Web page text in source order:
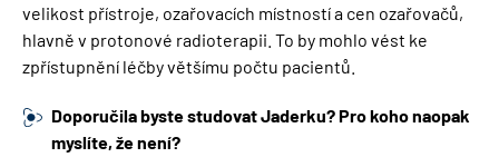
velikost přístroje, ozařovacích místností a cen ozařovačů,
hlavně v protonové radioterapii. To by mohlo vést ke
zpřístupnění léčby většímu počtu pacientů.
Doporučila byste studovat Jaderku? Pro koho naopak
myslíte, že není?